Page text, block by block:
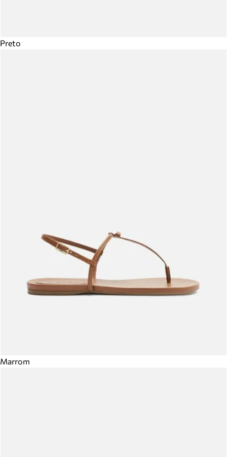
Preto
Marrom